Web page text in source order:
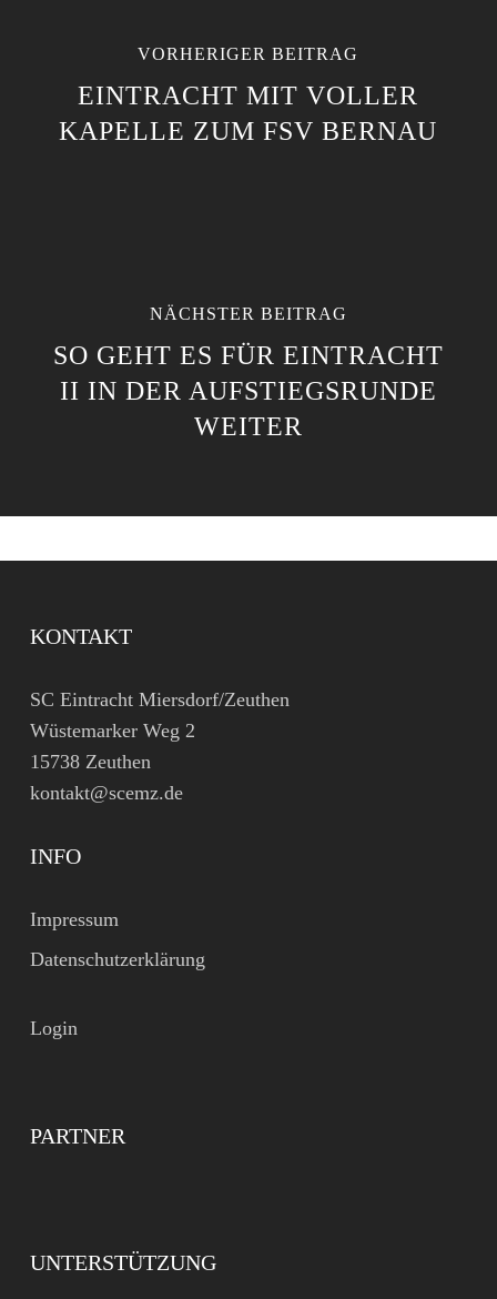
VORHERIGER BEITRAG
EINTRACHT MIT VOLLER
KAPELLE ZUM FSV BERNAU
NÄCHSTER BEITRAG
SO GEHT ES FÜR EINTRACHT
II IN DER AUFSTIEGSRUNDE
WEITER
KONTAKT
SC Eintracht Miersdorf/Zeuthen
Wüstemarker Weg 2
15738 Zeuthen
kontakt@scemz.de
INFO
Impressum
Datenschutzerklärung
Login
PARTNER
UNTERSTÜTZUNG